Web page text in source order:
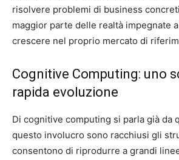
risolvere problemi di business
maggior parte delle realtà impegnate
crescere nel proprio mercato di
Cognitive Computing: uno
rapida evoluzione
Di cognitive computing si parla già da
questo involucro sono racchiusi gli
consentono di riprodurre a grandi